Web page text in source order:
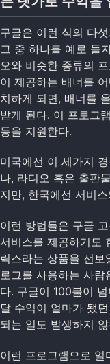
구글은 이런 식의 다
그 중 하나를 예로 들
오와 비슷한 종류의
이 제공하는 배너를
치하게 되면, 배너를
받게 된다. 이 프로그
등을 지원한다.
미국에선 이 세가지
나, 라디오 혹은 출판
지만, 한국에선 서비
이런 방법들은 구글
서비스를 제공하기도
릭스라는 상품을 선
로그를 사용하는 사
다. 구글이 100불이
달 수익이 얼마가 됐
되는 일도 발생하지
이런 프로그램으로 얼